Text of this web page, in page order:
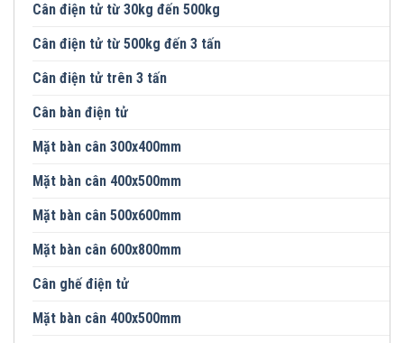
Cân điện tử từ 30kg đến 500kg
Cân điện tử từ 500kg đến 3 tấn
Cân điện tử trên 3 tấn
Cân bàn điện tử
Mặt bàn cân 300x400mm
Mặt bàn cân 400x500mm
Mặt bàn cân 500x600mm
Mặt bàn cân 600x800mm
Cân ghế điện tử
Mặt bàn cân 400x500mm